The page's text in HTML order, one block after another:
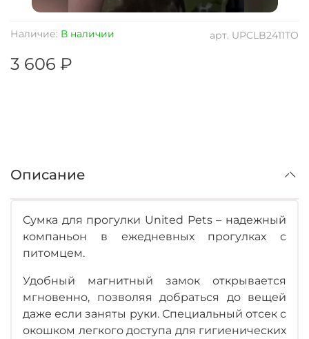
арт. UPCLB2411TO
Наличие: В наличии
3 606 ₽
Описание
Сумка для прогулки United Pets – надежный
компаньон в ежедневных прогулках с
питомцем.
Удобный магнитный замок открывается
мгновенно, позволяя добраться до вещей
даже если заняты руки. Специальный отсек с
окошком легкого доступа для гигиенических